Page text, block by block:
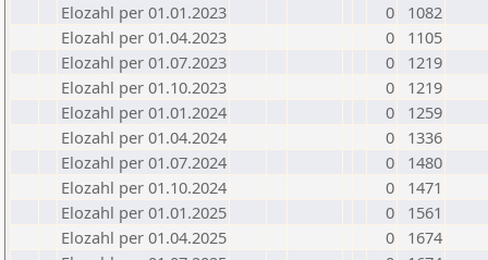
Elozahl per 01.01.2023
0
1082
Elozahl per 01.04.2023
0
1105
Elozahl per 01.07.2023
0
1219
Elozahl per 01.10.2023
0
1219
Elozahl per 01.01.2024
0
1259
Elozahl per 01.04.2024
0
1336
Elozahl per 01.07.2024
0
1480
Elozahl per 01.10.2024
0
1471
Elozahl per 01.01.2025
0
1561
Elozahl per 01.04.2025
0
1674